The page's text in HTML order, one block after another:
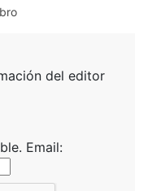
del editor
Email: